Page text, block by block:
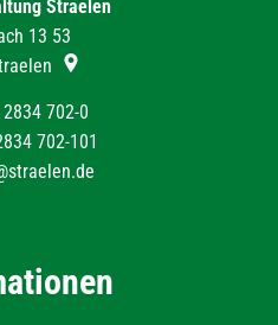
Straelen
13 53
702-0
702-101